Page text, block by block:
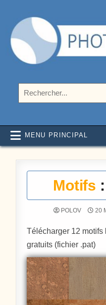
Photoshoplus
MENU PRINCIPAL
Motifs
POLOV 20
Télécharger 12 motifs
gratuits (fichier .pat)